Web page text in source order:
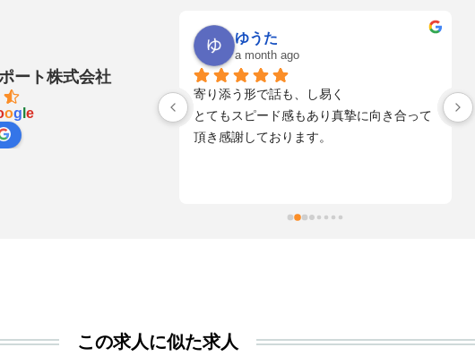
ート株式会社
og le
成功しました！とっても
です〜転職される方へ是
！
ゆうた
a month ago
寄り添う形で話も、し易く
とてもスピード感もあり真摯に向き合って
頂き感謝しております。
この求人に似た求人